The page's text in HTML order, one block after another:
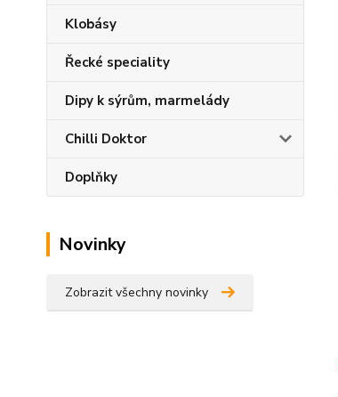
Klobásy
Řecké speciality
Dipy k sýrům, marmelády
Chilli Doktor
Doplňky
Novinky
Zobrazit všechny novinky